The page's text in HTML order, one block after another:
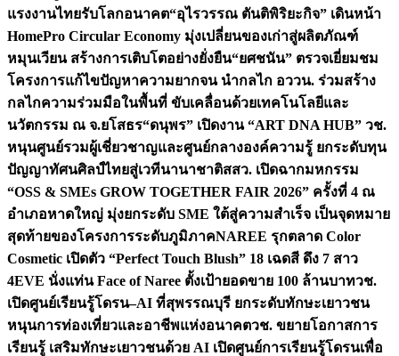
แรงงานไทยรับโลกอนาคต“อุไรวรรณ ตันติพิริยะกิจ” เดินหน้า
HomePro Circular Economy มุ่งเปลี่ยนของเก่าสู่ผลิตภัณฑ์
หมุนเวียน สร้างการเติบโตอย่างยั่งยืน“ยศชนัน” ตรวจเยี่ยมชม
โครงการแก้ไขปัญหาความยากจน นำกลไก อววน. ร่วมสร้าง
กลไกความร่วมมือในพื้นที่ ขับเคลื่อนด้วยเทคโนโลยีและ
นวัตกรรม ณ จ.ยโสธร“ดนุพร” เปิดงาน “ART DNA HUB” วช.
หนุนศูนย์รวมผู้เชี่ยวชาญและศูนย์กลางองค์ความรู้ ยกระดับทุน
ปัญญาทัศนศิลป์ไทยสู่เวทีนานาชาติสสว. เปิดฉากมหกรรม
“OSS & SMEs GROW TOGETHER FAIR 2026” ครั้งที่ 4 ณ
อำเภอหาดใหญ่ มุ่งยกระดับ SME ใต้สู่ความสำเร็จ เป็นจุดหมาย
สุดท้ายของโครงการระดับภูมิภาคNAREE รุกตลาด Color
Cosmetic เปิดตัว “Perfect Touch Blush” 18 เฉดสี ดึง 7 สาว
4EVE นั่งแท่น Face of Naree ตั้งเป้ายอดขาย 100 ล้านบาทวช.
เปิดศูนย์เรียนรู้โดรน–AI ที่สุพรรณบุรี ยกระดับทักษะเยาวชน
หนุนการท่องเที่ยวและอาชีพแห่งอนาคตวช. ขยายโอกาสการ
เรียนรู้ เสริมทักษะเยาวชนด้วย AI เปิดศูนย์การเรียนรู้โดรนเพื่อ